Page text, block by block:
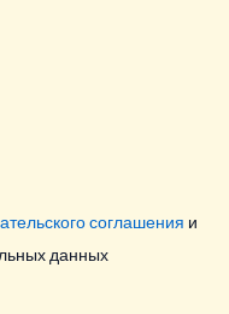
соглашения и
данных